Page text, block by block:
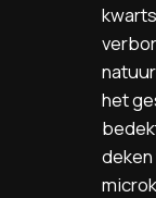
het
deken